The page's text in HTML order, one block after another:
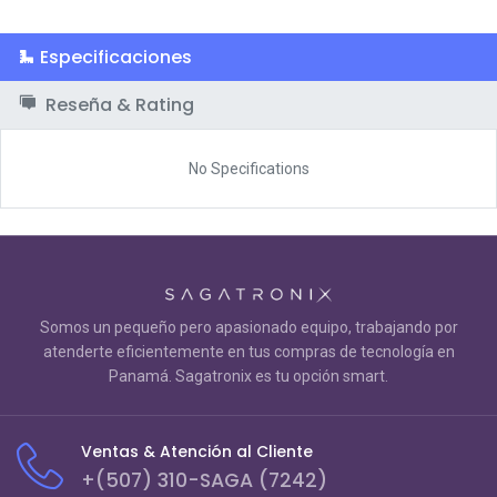
Especificaciones
Reseña & Rating
No Specifications
Somos un pequeño pero apasionado equipo, trabajando por
atenderte eficientemente en tus compras de tecnología en
Panamá. Sagatronix es tu opción smart.
Ventas & Atención al Cliente
+(507) 310-SAGA (7242)